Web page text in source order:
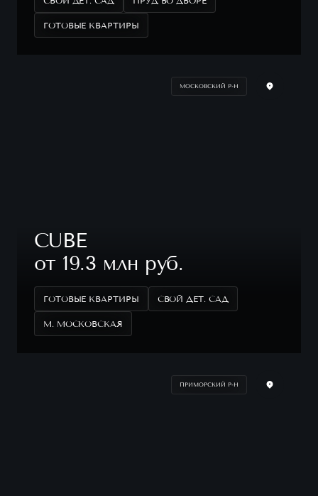
ГОТОВЫЕ КВАРТИРЫ
МОСКОВСКИЙ Р-Н
CUBE
от 19.3 млн руб.
ГОТОВЫЕ КВАРТИРЫ СВОЙ ДЕТ. САД
М. МОСКОВСКАЯ
ПРИМОРСКИЙ Р-Н